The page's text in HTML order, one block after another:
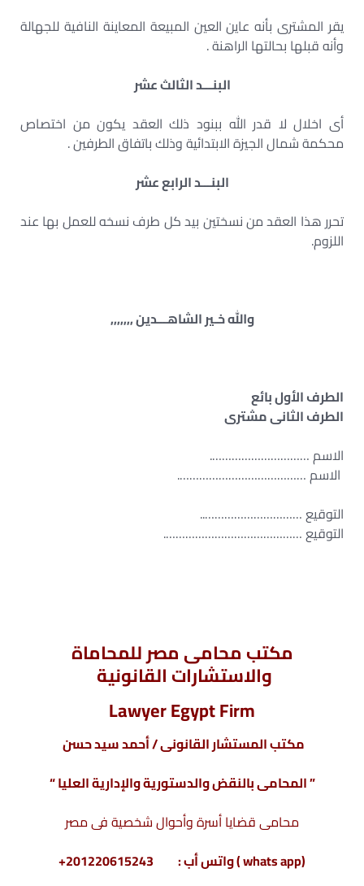
يقر المشترى بأنه عاين العين المبيعة المعاينة النافية للجهالة
وأنه قبلها بحالتها الراهنة .
البنـــد الثالث عشر
أى اخلال لا قدر الله ببنود ذلك العقد يكون من اختصاص
محكمة شمال الجيزة الابتدائية وذلك باتفاق الطرفين .
البنـــد الرابع عشر
تحرر هذا العقد من نسختين بيد كل طرف نسخه للعمل بها عند
اللزوم.
والله خـير الشاهـــدين ,,,,,,,
الطرف الأول بائع
الطرف الثانى مشترى
الاسم ………………………….
الاسم ………………………………….
التوقيع …………………………..
التوقيع …………………………………….
مكتب محامى مصر للمحاماة
والاستشارات القانونية
Lawyer Egypt Firm
مكتب المستشار القانونى / أحمد سيد حسن
” المحامى بالنقض والدستورية والإدارية العليا “
محامى قضايا أسرة وأحوال شخصية فى مصر
(whats app ) واتس أب : 201220615243+